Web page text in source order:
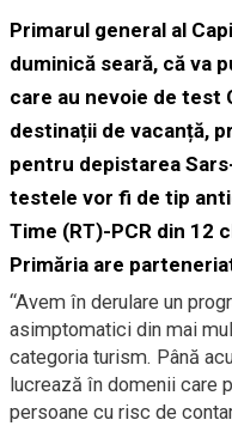
Primarul general al
duminică seară, că va
care au nevoie de test
destinații de vacanță,
pentru depistarea
testele vor fi de tip
Time (RT)-PCR din 12
Primăria are
“Avem în derulare un
asimptomatici din mai
categoria turism. Până
lucrează în domenii care
persoane cu risc de